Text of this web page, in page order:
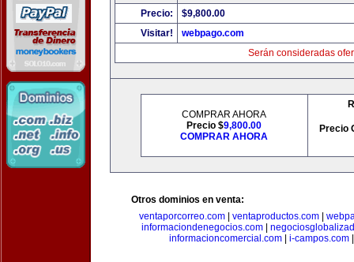
Precio:
$9,800.00
Visitar!
webpago.com
Serán consideradas
COMPRAR AHORA
Precio $9,800.00
COMPRAR AHORA
Precio
Otros dominios en venta:
ventaporcorreo.com
ventaproductos.com
informaciondenegocios.com|
informacioncomercial.com| i-campos.com